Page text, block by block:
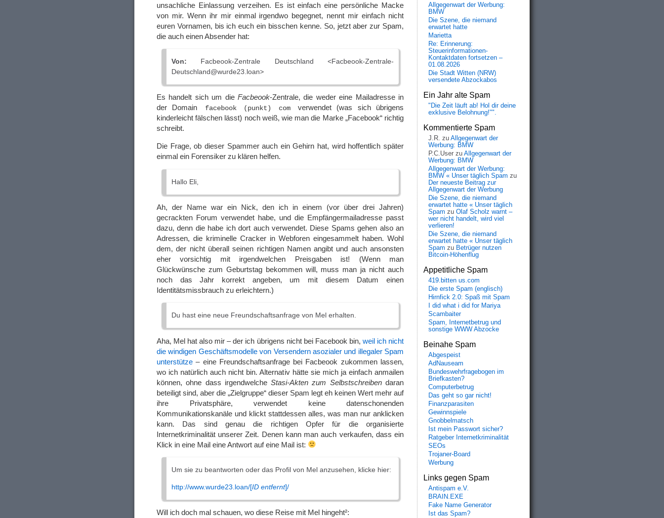
unsachliche Einlassung verzeihen. Es ist einfach eine persönliche Macke
von mir. Wenn ihr mir einmal irgendwo begegnet, nennt mir einfach nicht
euren Vornamen, bis ich euch ein bisschen kenne. So, jetzt aber zur Spam,
die auch einen Absender hat:
Von: Facbeook-Zentrale Deutschland <Facbeook-Zentrale-
Deutschland@wurde23.loan>
Es handelt sich um die Facbeook-Zentrale, die weder eine Mailadresse in
der Domain
facebook (punkt) com
verwendet (was sich übrigens
kinderleicht fälschen lässt) noch weiß, wie man die Marke „Facebook“ richtig
schreibt.
Die Frage, ob dieser Spammer auch ein Gehirn hat, wird hoffentlich später
einmal ein Forensiker zu klären helfen.
Hallo Eli,
Ah, der Name war ein Nick, den ich in einem (vor über drei Jahren)
gecrackten Forum verwendet habe, und die Empfängermailadresse passt
dazu, denn die habe ich dort auch verwendet. Diese Spams gehen also an
Adressen, die kriminelle Cracker in Webforen eingesammelt haben. Wohl
dem, der nicht überall seinen richtigen Namen angibt und auch ansonsten
eher vorsichtig mit irgendwelchen Preisgaben ist! (Wenn man
Glückwünsche zum Geburtstag bekommen will, muss man ja nicht auch
noch das Jahr korrekt angeben, um mit diesem Datum einen
Identitätsmissbrauch zu erleichtern.)
Du hast eine neue Freundschaftsanfrage von Mel erhalten.
Aha, Mel hat also mir – der ich übrigens nicht bei Facebook bin, weil ich nicht
die windigen Geschäftsmodelle von Versendern asozialer und illegaler Spam
unterstütze – eine Freundschaftsanfrage bei Facbeook zukommen lassen,
wo ich natürlich auch nicht bin. Alternativ hätte sie mich ja einfach anmailen
können, ohne dass irgendwelcheStasi-Akten zum Selbstschreibendaran
beteiligt sind, aber die „Zielgruppe“ dieser Spam legt eh keinen Wert mehr auf
ihre Privatsphäre, verwendet keine datenschonenden
Kommunikationskanäle und klickt stattdessen alles, was man nur anklicken
kann. Das sind genau die richtigen Opfer für die organisierte
Internetkriminalität unserer Zeit. Denen kann man auch verkaufen, dass ein
Klick in eine Mail eine Antwort auf eine Mail ist:
Um sie zu beantworten oder das Profil von Mel anzusehen, klicke hier:
http://www.wurde23.loan/[ID entfernt]/
Will ich doch mal schauen, wo diese Reise mit Mel hingeht²:
Allgegenwart der Werbung:
BMW
Die Szene, die niemand
erwartet hatte
Marietta
Re: Erinnerung:
Steuerinformationen-
Kontaktdaten fortsetzen –
01.08.2026
Die Stadt Witten (NRW)
versendete Abzockabos
Ein Jahr alte Spam
"Die Zeit läuft ab! Hol dir deine
exklusive Belohnung!"".
Kommentierte Spam
J.R. zu Allgegenwart der
Werbung: BMW
P.C.User zu Allgegenwart der
Werbung: BMW
Allgegenwart der Werbung:
BMW « Unser täglich Spam zu
Der neueste Beitrag zur
Allgegenwart der Werbung
Die Szene, die niemand
erwartet hatte « Unser täglich
Spam zu Olaf Scholz warnt –
wer nicht handelt, wird viel
verlieren!
Die Szene, die niemand
erwartet hatte « Unser täglich
Spam zu Betrüger nutzen
Bitcoin-Höhenflug
Appetitliche Spam
419.bitten us.com
Die erste Spam (englisch)
Hirnfick 2.0: Spaß mit Spam
I did what i did for Mariya
Scambaiter
Spam, Internetbetrug und
sonstige WWW Abzocke
Beinahe Spam
Abgespeist
AdNauseam
Bundeswehrfragebogen im
Briefkasten?
Computerbetrug
Das geht so gar nicht!
Finanzparasiten
Gewinnspiele
Gnobbelmatsch
Ist mein Passwort sicher?
Ratgeber Internetkriminalität
SEOs
Trojaner-Board
Werbung
Links gegen Spam
Antispam e.V.
BRAIN.EXE
Fake Name Generator
Ist das Spam?